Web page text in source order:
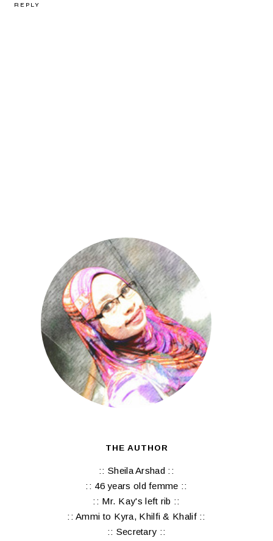
REPLY
THE AUTHOR
:: Sheila Arshad ::
:: 46 years old femme ::
:: Mr. Kay's left rib ::
:: Ammi to Kyra, Khilfi & Khalif ::
:: Secretary ::